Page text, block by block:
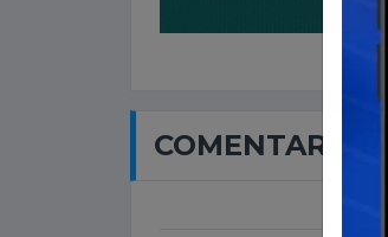
COMENTARIOS